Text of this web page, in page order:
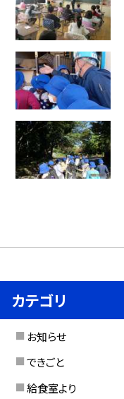
カテゴリ
お知らせ
できごと
給食室より